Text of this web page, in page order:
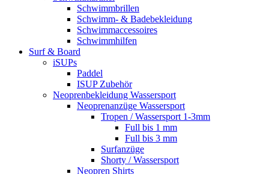
Schwimmbrillen
Schwimm- & Badebekleidung
Schwimmaccessoires
Schwimmhilfen
Surf & Board
iSUPs
Paddel
ISUP Zubehör
Neoprenbekleidung Wassersport
Neoprenanzüge Wassersport
Tropen / Wassersport 1-3mm
Full bis 1 mm
Full bis 3 mm
Surfanzüge
Shorty / Wassersport
Neopren Shirts